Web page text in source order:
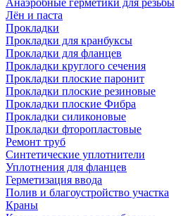
Лён и паста
Прокладки
Прокладки для кранбуксы
Прокладки для фланцев
Прокладки круглого сечения
Прокладки плоские паронит
Прокладки плоские резиновые
Прокладки плоские Фибра
Прокладки силиконовые
Прокладки фторопластовые
Ремонт труб
Синтетические уплотнители
Уплотнения для фланцев
Герметизация ввода
Полив и благоустройство участка
Краны